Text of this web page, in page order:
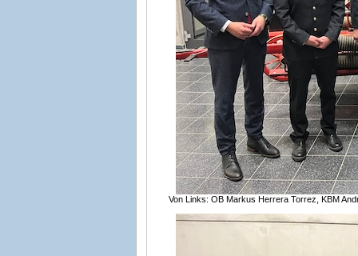
Von Links: OB Markus Herrera Torrez, KBM